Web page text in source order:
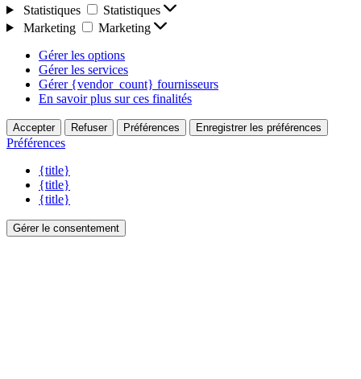
Statistiques
Statistiques
Marketing
Marketing
Gérer les options
Gérer les services
Gérer {vendor_count} fournisseurs
En savoir plus sur ces finalités
Accepter Refuser Préférences Enregistrer les préférences
Préférences
{title}
{title}
{title}
Gérer le consentement